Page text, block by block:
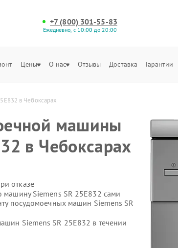
+7 (800) 301-55-83
Ежедневно, с 10:00 до 20:00
Цены О нас Отзывы Доставка Гарантии
в Чебоксарах
машины
в Чебоксарах
отказе
Siemens SR 25E832 сами
посудомоечных машин Siemens SR
Siemens SR 25E832 в течении